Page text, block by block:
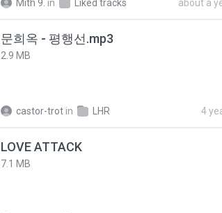
Mith 9. in Liked tracks about a
문희옥 - 평행선.mp3
2.9 MB
castor-trot in LHR 4
LOVE ATTACK
7.1 MB